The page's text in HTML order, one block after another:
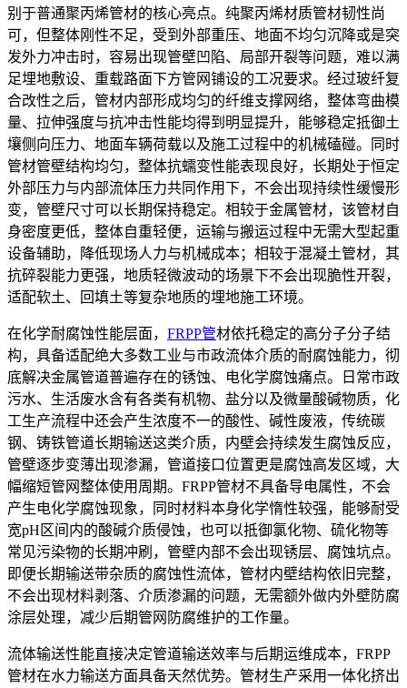
别于普通聚丙烯管材的核心亮点。纯聚丙烯材质管材韧性尚
可，但整体刚性不足，受到外部重压、地面不均匀沉降或是突
发外力冲击时，容易出现管壁凹陷、局部开裂等问题，难以满
足埋地敷设、重载路面下方管网铺设的工况要求。经过玻纤复
合改性之后，管材内部形成均匀的纤维支撑网络，整体弯曲模
量、拉伸强度与抗冲击性能均得到明显提升，能够稳定抵御土
壤侧向压力、地面车辆荷载以及施工过程中的机械磕碰。同时
管材管壁结构均匀，整体抗蠕变性能表现良好，长期处于恒定
外部压力与内部流体压力共同作用下，不会出现持续性缓慢形
变，管壁尺寸可以长期保持稳定。相较于金属管材，该管材自
身密度更低，整体自重轻便，运输与搬运过程中无需大型起重
设备辅助，降低现场人力与机械成本；相较于混凝土管材，其
抗碎裂能力更强，地质轻微波动的场景下不会出现脆性开裂，
适配软土、回填土等复杂地质的埋地施工环境。
在化学耐腐蚀性能层面， FRPP管材依托稳定的高分子分子结
构，具备适配绝大多数工业与市政流体介质的耐腐蚀能力，彻
底解决金属管道普遍存在的锈蚀、电化学腐蚀痛点。日常市政
污水、生活废水含有各类有机物、盐分以及微量酸碱物质，化
工生产流程中还会产生浓度不一的酸性、碱性废液，传统碳
钢、铸铁管道长期输送这类介质，内壁会持续发生腐蚀反应，
管壁逐步变薄出现渗漏，管道接口位置更是腐蚀高发区域，大
幅缩短管网整体使用周期。FRPP管材不具备导电属性，不会
产生电化学腐蚀现象，同时材料本身化学惰性较强，能够耐受
宽pH区间内的酸碱介质侵蚀，也可以抵御氯化物、硫化物等
常见污染物的长期冲刷，管壁内部不会出现锈层、腐蚀坑点。
即便长期输送带杂质的腐蚀性流体，管材内壁结构依旧完整，
不会出现材料剥落、介质渗漏的问题，无需额外做内外壁防腐
涂层处理，减少后期管网防腐维护的工作量。
流体输送性能直接决定管道输送效率与后期运维成本，FRPP
管材在水力输送方面具备天然优势。管材生产采用一体化挤出